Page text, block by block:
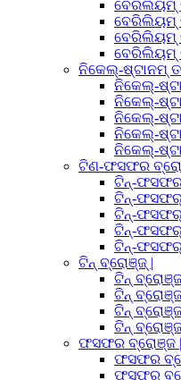
ବେରିଲିୟମ୍
ବେରିଲିୟମ୍
ବେରିଲିୟମ୍
ବେରିଲିୟମ୍
ନିକେଲ୍-ଷ୍ଟାନମ୍
ନିକେଲ୍-
ନିକେଲ୍-
ନିକେଲ୍-
ନିକେଲ୍-
ନିକେଲ୍-
ଟିଣ-ଫସଫର
ଟିନ୍-ଫସଫର
ଟିନ୍-
ଟିନ୍-ଫସଫର୍
ଟିନ୍-ଫସଫର୍
ଟିନ୍-
ଟିନ୍ ବ୍ରୋଞ୍ଜ୍ |
ଟିନ୍
ଟିନ୍
ଟିନ୍
ଟିନ୍
ଫସଫର ବ୍ରୋଞ୍ଜ |
ଫସଫର
ଫସଫର